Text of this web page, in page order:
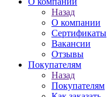
Назад
О компании
Сертификаты
Вакансии
Отзывы
Покупателям
Назад
Покупателям